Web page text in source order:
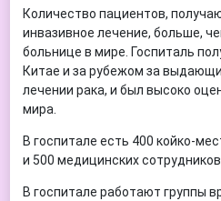
Количество пациентов,
инвазивное лечение, больше,
больнице в мире. Госпиталь
Китае и за рубежом за
лечении рака, и был высоко
мира.
В госпитале есть 400 койко-
и 500 медицинских сотрудников.
В госпитале работают группы